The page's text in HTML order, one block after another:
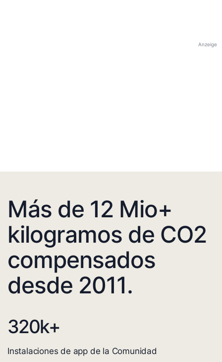
Anzeige
Más de 12 Mio+
kilogramos de CO2
compensados
desde 2011.
320k+
Instalaciones de app de la Comunidad